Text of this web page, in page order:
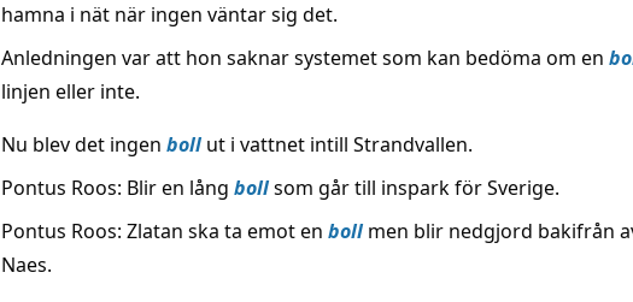
hamna i nät när ingen väntar sig det.
Anledningen var att hon saknar systemet som kan bedöma om en
linjen eller inte.
Nu blev det ingen bollut i vattnet intill Strandvallen.
Pontus Roos: Blir en lång bollsom går till inspark för Sverige.
Pontus Roos: Zlatan ska ta emot en bollmen blir nedgjord bakifrån
Naes.